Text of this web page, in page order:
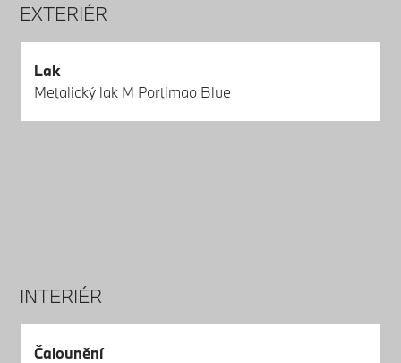
EXTERIÉR
Lak
Metalický lak M Portimao Blue
INTERIÉR
Čalounění